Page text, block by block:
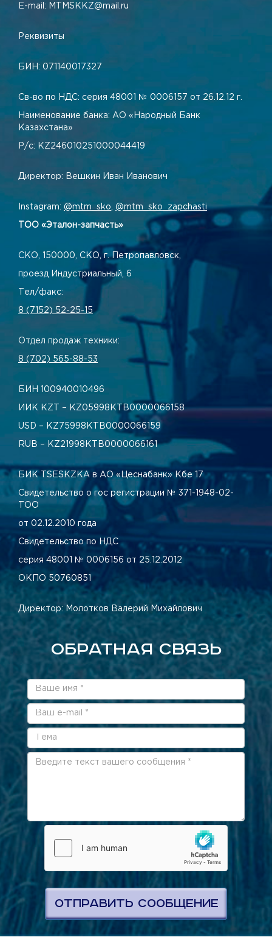
E-mail: MTMSKKZ@mail.ru
Реквизиты
БИН: 071140017327
Св-во по НДС: серия 48001 № 0006157 от 26.12.12 г.
Наименование банка: АО «Народный Банк
Казахстана»
Р/с: KZ246010251000044419
Директор: Вешкин Иван Иванович
Instagram: @mtm_sko @mtm_sko_zapchasti
ТОО «Эталон-запчасть»
СКО, 150000, СКО, г. Петропавловск,
проезд Индустриальный, 6
Тел/факс:
8 (7152) 52-25-15
Отдел продаж техники:
8 (702) 565-88-53
БИН 100940010496
ИИК KZT – KZ05998КТВ0000066158
USD – KZ75998КТВ0000066159
RUB – KZ21998КТВ0000066161
БИК TSESKZKA в АО «Цеснабанк» Кбе 17
Свидетельство о гос регистрации № 371-1948-02-
ТОО
от 02.12.2010 года
Свидетельство по НДС
серия 48001 № 0006156 от 25.12.2012
ОКПО 50760851
Директор: Молотков Валерий Михайлович
ОБРАТНАЯ СВЯЗЬ